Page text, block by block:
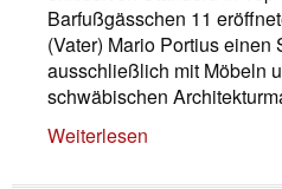
Barfußgässchen 11
(Vater) Mario Portius einen
ausschließlich mit Möbeln
schwäbischen
Weiterlesen